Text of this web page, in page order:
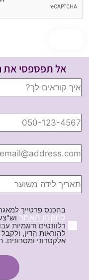
אל תפספסי את
בהכנס פרטייך
לתקנון האתר
רלוונטים ודוגמיות
להוראות הדין,
אלקטרוני ומסרונים. תוכלי להסיר את הרישום בכל עת